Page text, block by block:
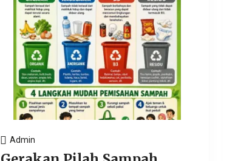
Admin